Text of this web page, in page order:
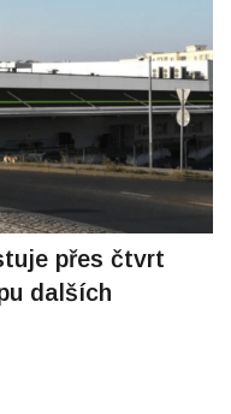
přes čtvrt
dalších
Public SICAV a.s.